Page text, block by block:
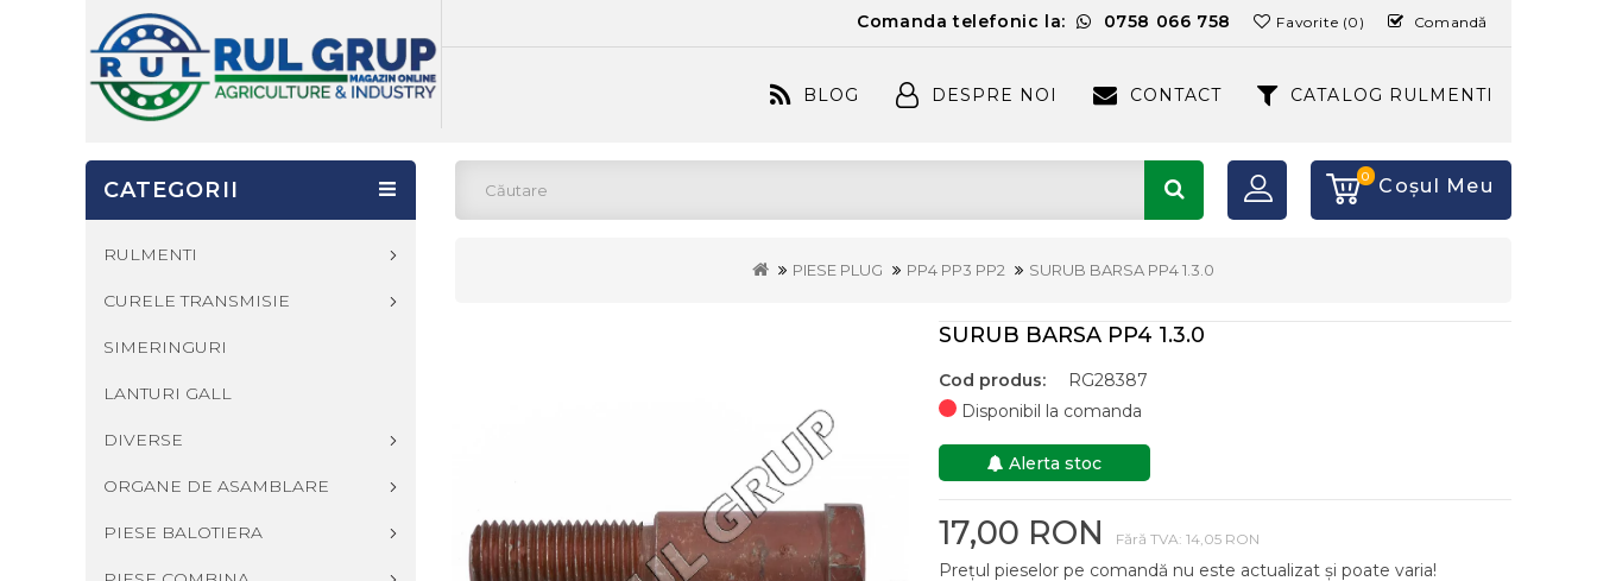
Comanda telefonic la: 0758 066 758 Favorite (0) Comandă
BLOG DESPRE NOI CONTACT CATALOG RULMENTI
0 Coşul Meu
PIESE PLUG PP4 PP3 PP2 SURUB BARSA PP4 1.3.0
CATEGORII
RULMENTI
CURELE TRANSMISIE
SIMERINGURI
LANTURI GALL
DIVERSE
ORGANE DE ASAMBLARE
PIESE BALOTIERA
SURUB BARSA PP4 1.3.0
Cod produs:
RG28387
Disponibil la comanda
Alerta stoc
17,00 RON Fără TVA: 14,05 RON
Prețul pieselor pe comandă nu este actualizat și poate varia!